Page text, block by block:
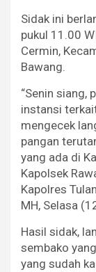
Sidak ini
pukul 11.00
Cermin,
Bawang.
“Senin siang,
instansi
mengecek
pangan
yang ada di
Kapolsek
Kapolres
MH, Selasa
Hasil sidak,
sembako
yang sudah